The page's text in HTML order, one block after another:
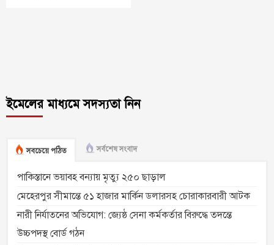
ইমেলের মাধ্যমে সদস্যতা নিন
সবচেয়ে পঠিত সর্বশেষ সংবাদ
পাকিস্তানে ভয়াবহ বন্যায় মৃত্যু ২৫০ ছাড়াল
মেহেরপুর সীমান্তে ৫১ হাজার মার্কিন ডলারসহ চোরাকারবারী আটক
নারী নির্যাতনের অভিযোগ: জ্যেষ্ঠ সেনা কর্মকর্তার বিরুদ্ধে তদন্তে
উচ্চপদস্থ বোর্ড গঠন